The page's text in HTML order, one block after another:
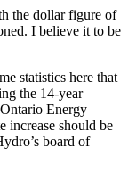
the dollar figure of
I believe it to be
statistics here that
the 14-year
Energy
increase should be
board of